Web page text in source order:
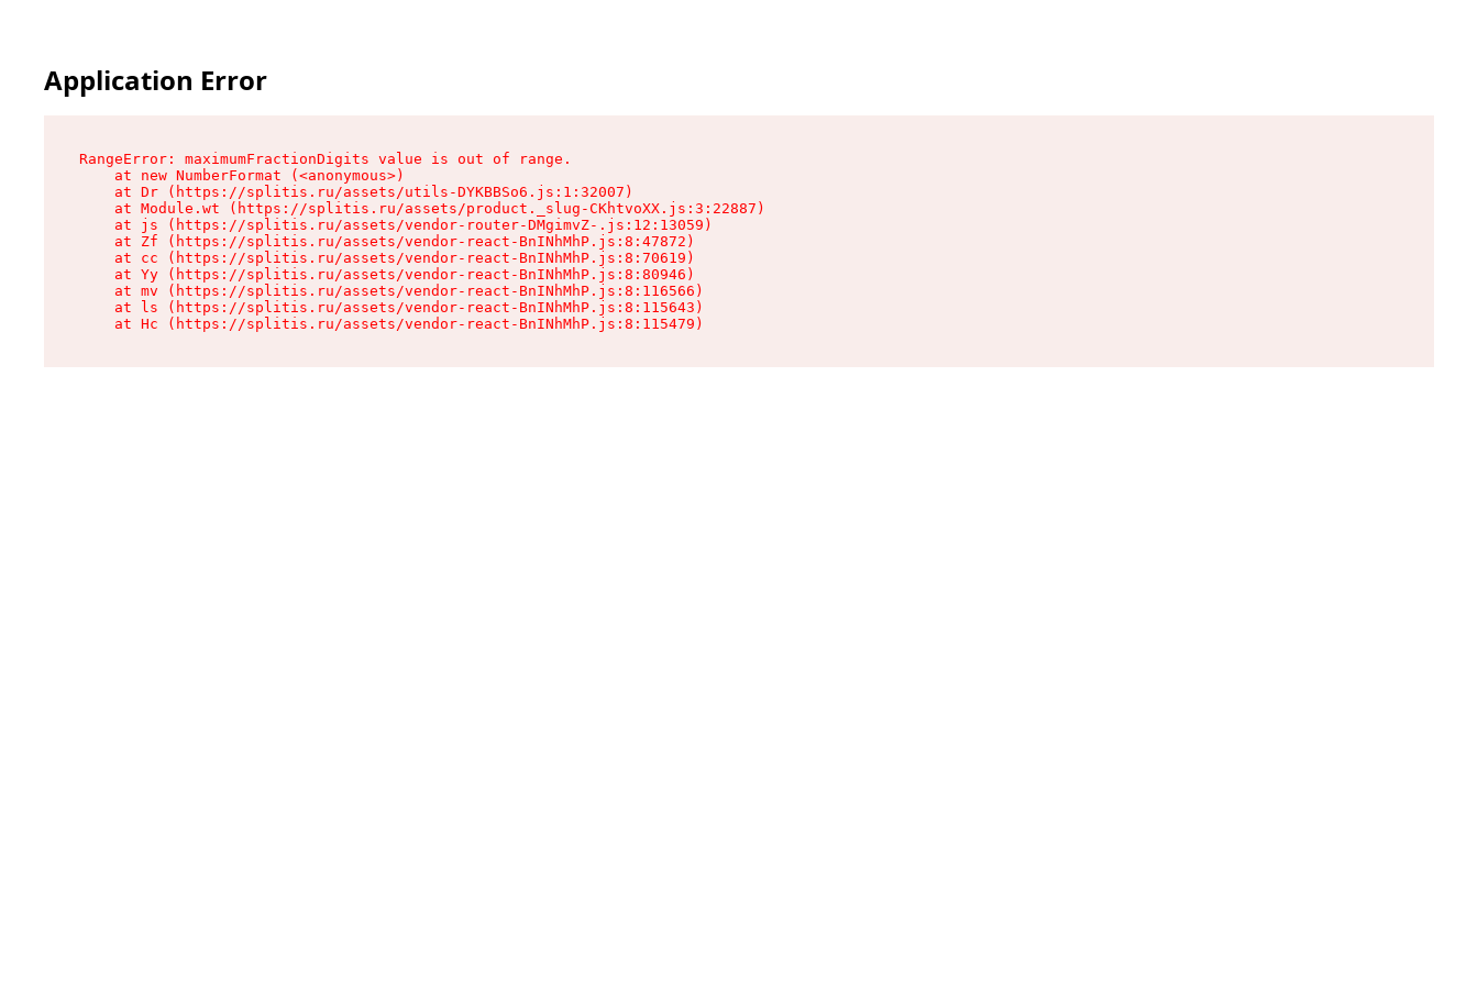
Application Error
RangeError: maximumFractionDigits value is out of range.
    at new NumberFormat (<anonymous>)
    at Dr (https://splitis.ru/assets/utils-DYKBBSo6.js:1:32007)
    at Module.wt (https://splitis.ru/assets/product._slug-CKhtvoXX.js:3:22887)
    at js (https://splitis.ru/assets/vendor-router-DMgimvZ-.js:12:13059)
    at Zf (https://splitis.ru/assets/vendor-react-BnINhMhP.js:8:47872)
    at cc (https://splitis.ru/assets/vendor-react-BnINhMhP.js:8:70619)
    at Yy (https://splitis.ru/assets/vendor-react-BnINhMhP.js:8:80946)
    at mv (https://splitis.ru/assets/vendor-react-BnINhMhP.js:8:116566)
    at ls (https://splitis.ru/assets/vendor-react-BnINhMhP.js:8:115643)
    at Hc (https://splitis.ru/assets/vendor-react-BnINhMhP.js:8:115479)